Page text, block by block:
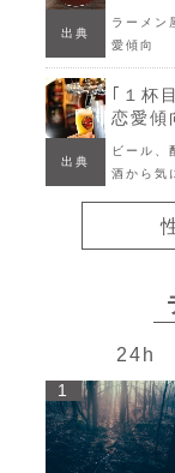
出典
ラーメン
愛傾向
｢１杯
恋愛傾
出典
ビール
酒から気
24h
1